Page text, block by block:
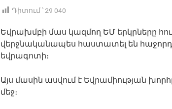
Դիտում ՝ 29 040
Եվրախմբի մաս կազմող ԵՄ երկրները
վերջնականապես հաստատել են հաջորդ
եվրագոտի։
Այս մասին ասվում է Եվրամիության
մեջ։